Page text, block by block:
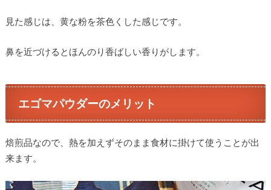
見た感じは、黄な粉を茶色くした感じです。
鼻を近づけるとほんのり香ばしい香りがします。
エゴマパウダーのメリット
焙煎品なので、熱を加えずそのまま食材に掛けて使うことが出
来ます。